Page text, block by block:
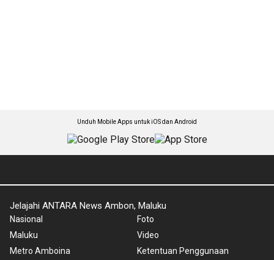
Unduh Mobile Apps untuk iOS dan Android
Jelajahi ANTARA News Ambon, Maluku
Nasional
Maluku
Metro Amboina
Foto
Video
Ketentuan Penggunaan